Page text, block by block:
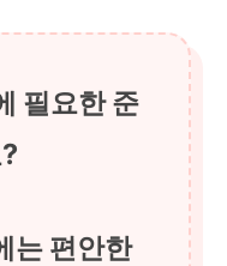
필요한 준
는 편안한